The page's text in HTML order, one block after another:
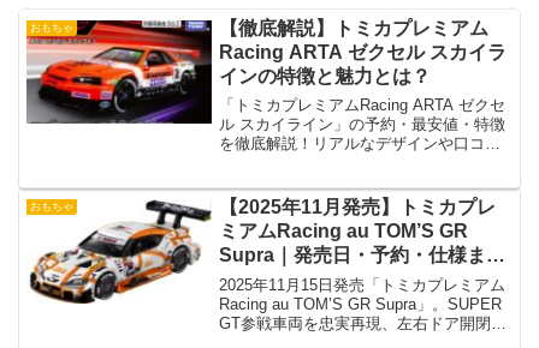
おもちゃ
【徹底解説】トミカプレミアム
Racing ARTA ゼクセル スカイラ
インの特徴と魅力とは？
「トミカプレミアムRacing ARTA ゼクセ
ル スカイライン」の予約・最安値・特徴
を徹底解説！リアルなデザインや口コ
おもちゃ
【2025年11月発売】トミカプレ
ミアムRacing au TOM’S GR
Supra｜発売日・予約・仕様まと
め
2025年11月15日発売「トミカプレミアム
Racing au TOM’S GR Supra」。SUPER
GT参戦車両を忠実再現、左右ドア開閉ギ